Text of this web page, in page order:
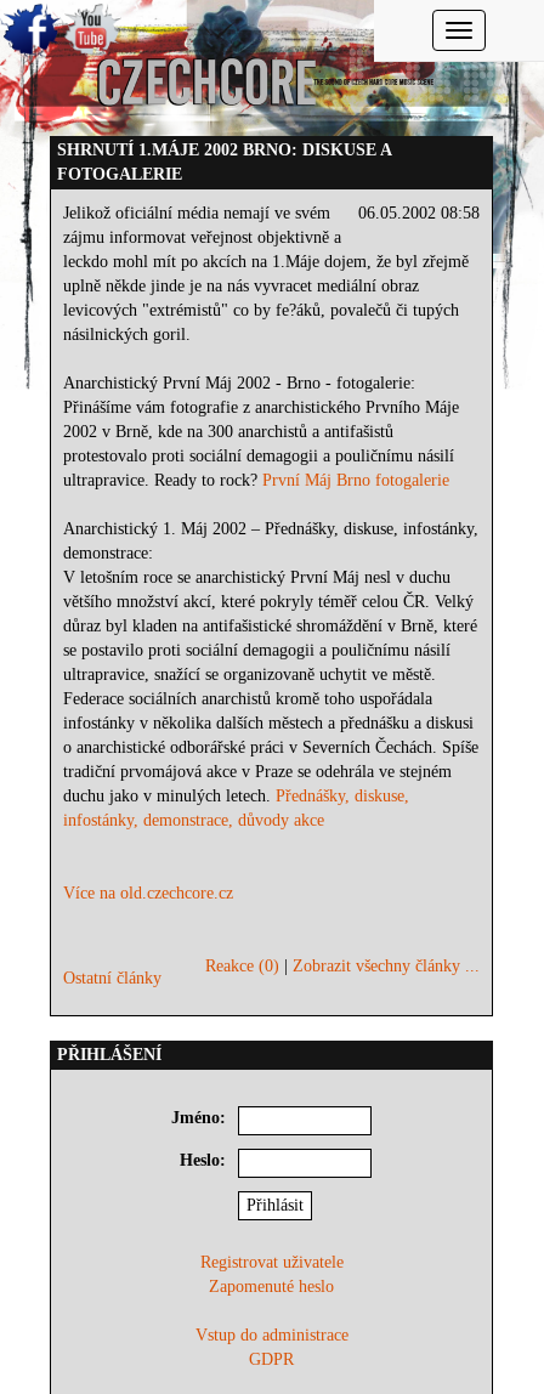
Toggle
SHRNUTÍ 1.MÁJE 2002 BRNO: DISKUSE A
FOTOGALERIE
06.05.2002 08:58
Jelikož oficiální média nemají ve svém
zájmu informovat veřejnost objektivně a
leckdo mohl mít po akcích na 1.Máje dojem, že byl zřejmě
uplně někde jinde je na nás vyvracet mediální obraz
levicových "extrémistů" co by fe?áků, povalečů či tupých
násilnických goril.
Anarchistický První Máj 2002 - Brno - fotogalerie:
Přinášíme vám fotografie z anarchistického Prvního Máje
2002 v Brně, kde na 300 anarchistů a antifašistů
protestovalo proti sociální demagogii a pouličnímu násilí
ultrapravice. Ready to rock?První Máj Brno fotogalerie
Anarchistický 1. Máj 2002 – Přednášky, diskuse, infostánky,
demonstrace:
V letošním roce se anarchistický První Máj nesl v duchu
většího množství akcí, které pokryly téměř celou ČR. Velký
důraz byl kladen na antifašistické shromáždění v Brně, které
se postavilo proti sociální demagogii a pouličnímu násilí
ultrapravice, snažící se organizovaně uchytit ve městě.
Federace sociálních anarchistů kromě toho uspořádala
infostánky v několika dalších městech a přednášku a diskusi
o anarchistické odborářské práci v Severních Čechách. Spíše
tradiční prvomájová akce v Praze se odehrála ve stejném
duchu jako v minulých letech.Přednášky, diskuse,
infostánky, demonstrace, důvody akce
Více na old.czechcore.cz
Ostatní články
Reakce (0) |Zobrazit všechny články ...
PŘIHLÁŠENÍ
Jméno:
Heslo:
Registrovat uživatele
Zapomenuté heslo
Vstup do administrace
GDPR